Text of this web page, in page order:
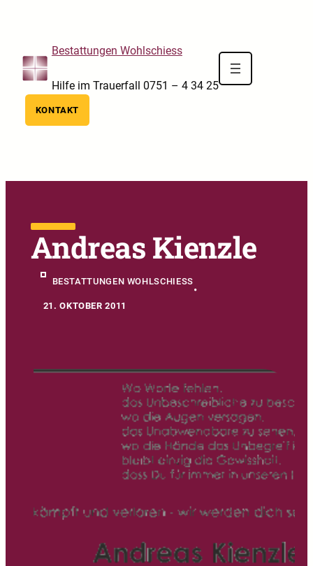
Bestattungen Wohlschiess
Hilfe im Trauerfall 0751 – 4 34 25
KONTAKT
Andreas Kienzle
BESTATTUNGEN WOHLSCHIESS
•
21. OKTOBER 2011